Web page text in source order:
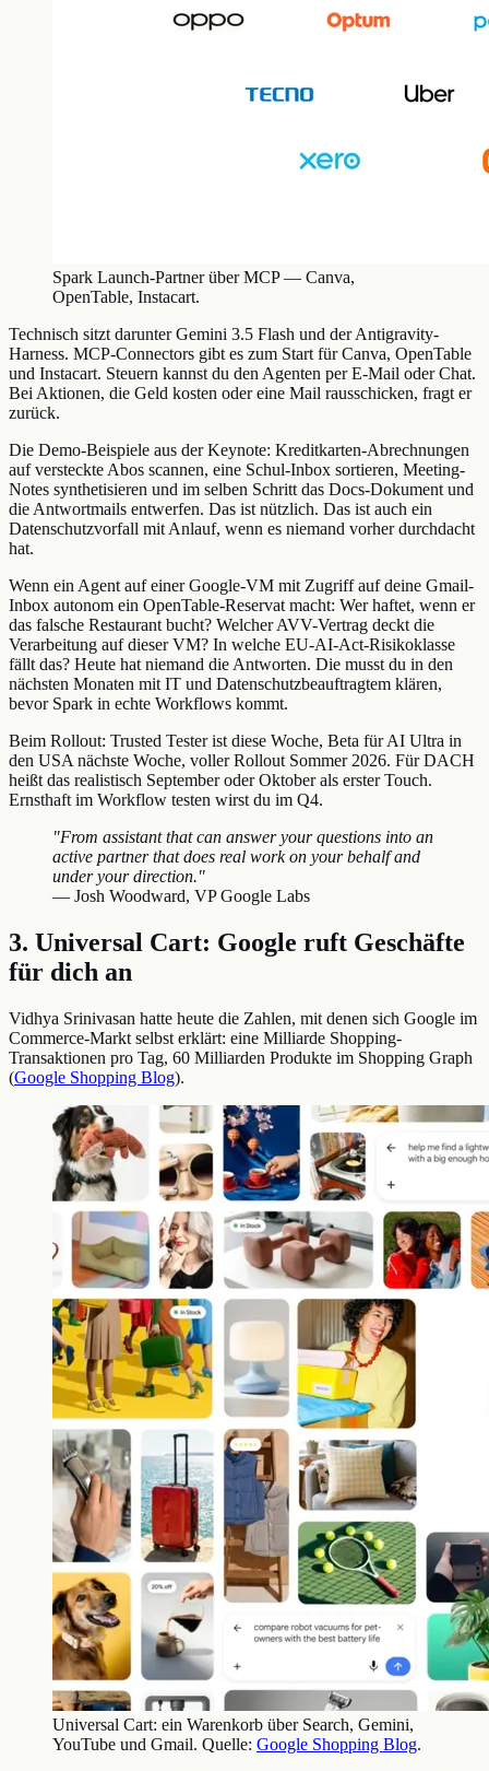
Spark Launch-Partner über MCP — Canva,
OpenTable, Instacart.
Technisch sitzt darunter Gemini 3.5 Flash und der Antigravity-
Harness. MCP-Connectors gibt es zum Start für Canva, OpenTable
und Instacart. Steuern kannst du den Agenten per E-Mail oder Chat.
Bei Aktionen, die Geld kosten oder eine Mail rausschicken, fragt er
zurück.
Die Demo-Beispiele aus der Keynote: Kreditkarten-Abrechnungen
auf versteckte Abos scannen, eine Schul-Inbox sortieren, Meeting-
Notes synthetisieren und im selben Schritt das Docs-Dokument und
die Antwortmails entwerfen. Das ist nützlich. Das ist auch ein
Datenschutzvorfall mit Anlauf, wenn es niemand vorher durchdacht
hat.
Wenn ein Agent auf einer Google-VM mit Zugriff auf deine Gmail-
Inbox autonom ein OpenTable-Reservat macht: Wer haftet, wenn er
das falsche Restaurant bucht? Welcher AVV-Vertrag deckt die
Verarbeitung auf dieser VM? In welche EU-AI-Act-Risikoklasse
fällt das? Heute hat niemand die Antworten. Die musst du in den
nächsten Monaten mit IT und Datenschutzbeauftragtem klären,
bevor Spark in echte Workflows kommt.
Beim Rollout: Trusted Tester ist diese Woche, Beta für AI Ultra in
den USA nächste Woche, voller Rollout Sommer 2026. Für DACH
heißt das realistisch September oder Oktober als erster Touch.
Ernsthaft im Workflow testen wirst du im Q4.
"From assistant that can answer your questions into an
active partner that does real work on your behalf and
under your direction."
— Josh Woodward, VP Google Labs
3. Universal Cart: Google ruft Geschäfte
für dich an
Vidhya Srinivasan hatte heute die Zahlen, mit denen sich Google im
Commerce-Markt selbst erklärt: eine Milliarde Shopping-
Transaktionen pro Tag, 60 Milliarden Produkte im Shopping Graph
(Google Shopping Blog).
Universal Cart: ein Warenkorb über Search, Gemini,
YouTube und Gmail. Quelle: Google Shopping Blog.